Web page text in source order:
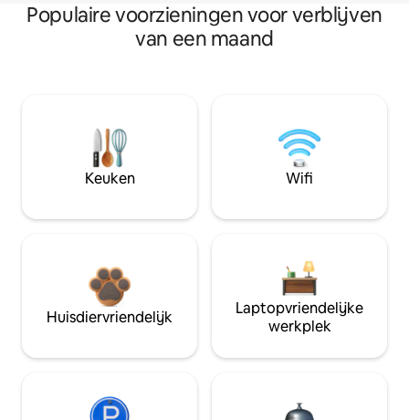
Populaire voorzieningen voor verblijven
van een maand
Keuken Wifi
Huisdiervriendelijk
Laptopvriendelijke
werkplek